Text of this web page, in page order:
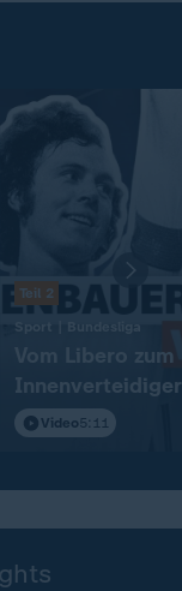
Teil 2
Sport | Bundesliga
Vom Libero
Innenverteidiger
Video5:11